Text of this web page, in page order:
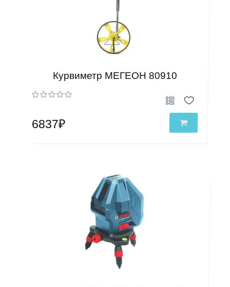
Курвиметр МЕГЕОН 80910
6837₽